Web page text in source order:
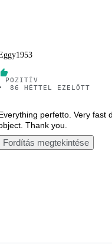
POZITÍV
86 HÉTTEL EZELŐTT
perfetto. Very fast
Thank you.
Fordítás megtekintése